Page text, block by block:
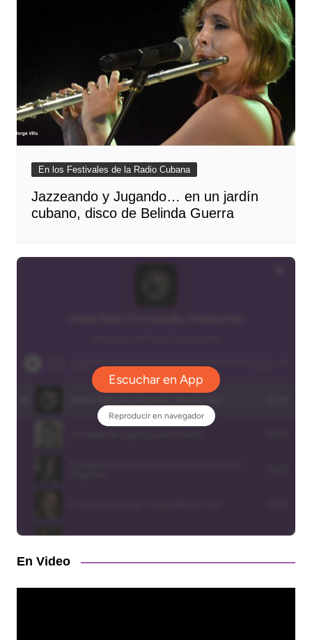
En los Festivales de la Radio Cubana
Jazzeando y Jugando… en un jardín
cubano, disco de Belinda Guerra
En Video